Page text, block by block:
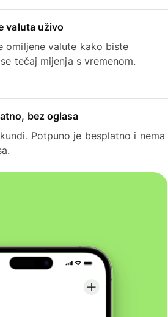
valuta uživo
omiljene valute kako biste
tečaj mijenja s vremenom.
bez oglasa
Potpuno je besplatno i nema